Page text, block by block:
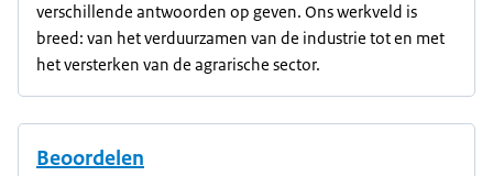
verschillende antwoorden op geven. Ons werkveld is
breed: van het verduurzamen van de industrie tot en met
het versterken van de agrarische sector.
Beoordelen